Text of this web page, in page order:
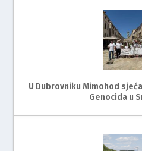
U Dubrovniku Mimohod
Genocida u